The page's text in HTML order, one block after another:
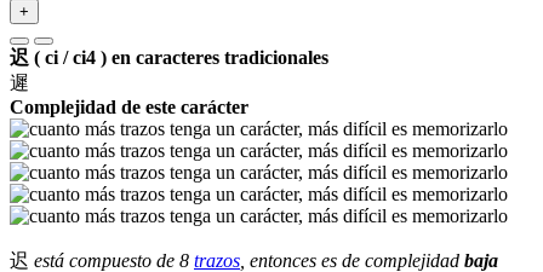
+
迟 ( ci / ci4 ) en caracteres tradicionales
遲
Complejidad de este carácter
迟 está compuesto de 8 trazos , entonces es de complejidad baja